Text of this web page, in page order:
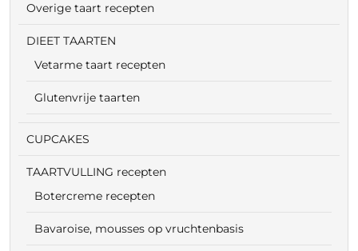
Overige taart recepten
DIEET TAARTEN
Vetarme taart recepten
Glutenvrije taarten
CUPCAKES
TAARTVULLING recepten
Botercreme recepten
Bavaroise, mousses op vruchtenbasis